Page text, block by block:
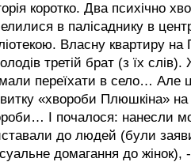
коротко. Два психічно
в палісаднику в
Власну квартиру
третій брат (з їх
переїхати в село… Але
«хвороби Плюшкіна» на
І почалося: нанесли
до людей (були
домагання до жінок),